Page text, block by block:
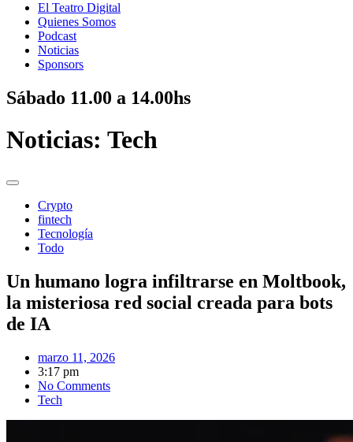
El Teatro Digital
Quienes Somos
Podcast
Noticias
Sponsors
Sábado 11.00 a 14.00hs
Noticias: Tech
Crypto
fintech
Tecnología
Todo
Un humano logra infiltrarse en Moltbook,
la misteriosa red social creada para bots
de IA
marzo 11, 2026
3:17 pm
No Comments
Tech